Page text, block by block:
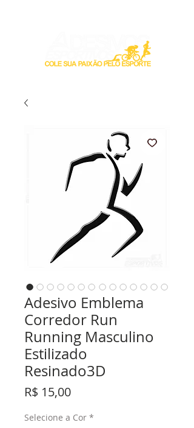
Adesivo Emblema
Corredor Run
Running Masculino
Estilizado
Resinado3D
R$ 15,00Preço
Selecione a Cor *